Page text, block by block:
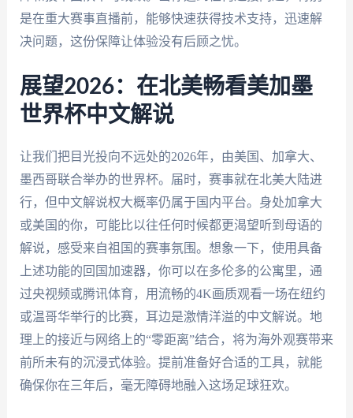
是在重大赛事直播前，能够快速获得技术支持，迅速解
决问题，这份保障让体验没有后顾之忧。
展望2026：在北美畅看美加墨
世界杯中文解说
让我们把目光投向不远处的2026年，由美国、加拿大、
墨西哥联合举办的世界杯。届时，赛事就在北美大陆进
行，但中文解说权大概率仍属于国内平台。身处加拿大
或美国的你，可能比以往任何时候都更渴望听到母语的
解说，感受来自祖国的赛事氛围。想象一下，使用具备
上述功能的回国加速器，你可以在多伦多的公寓里，通
过央视频或腾讯体育，用流畅的4K画质观看一场在纽约
或温哥华举行的比赛，耳边是激情洋溢的中文解说。地
理上的接近与网络上的“零距离”结合，将为海外观赛带来
前所未有的沉浸式体验。提前准备好合适的工具，就能
确保你在三年后，毫无障碍地融入这场足球狂欢。